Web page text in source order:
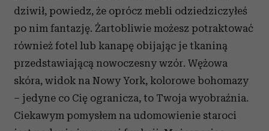
dziwił, powiedz, że oprócz mebli odziedziczyłeś
po nim fantazję. Żartobliwie możesz potraktować
również fotel lub kanapę obijając je tkaniną
przedstawiającą nowoczesny wzór. Wężowa
skóra, widok na Nowy York, kolorowe bohomazy
– jedyne co Cię ogranicza, to Twoja wyobraźnia.
Ciekawym pomysłem na udomowienie staroci